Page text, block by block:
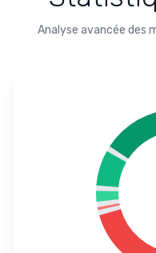
Analyse avancée des